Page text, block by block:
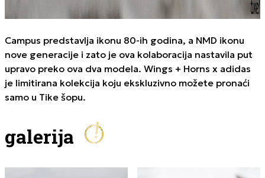
Campus predstavlja ikonu 80-ih godina, a NMD ikonu
nove generacije i zato je ova kolaboracija nastavila put
upravo preko ova dva modela. Wings + Horns x adidas
je limitirana kolekcija koju ekskluzivno možete pronaći
samo u Tike šopu.
galerija